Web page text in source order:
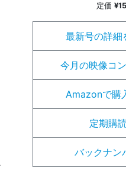
定価
最新号の詳細
今月の映像コ
Amazonで購
定期購読
バックナン